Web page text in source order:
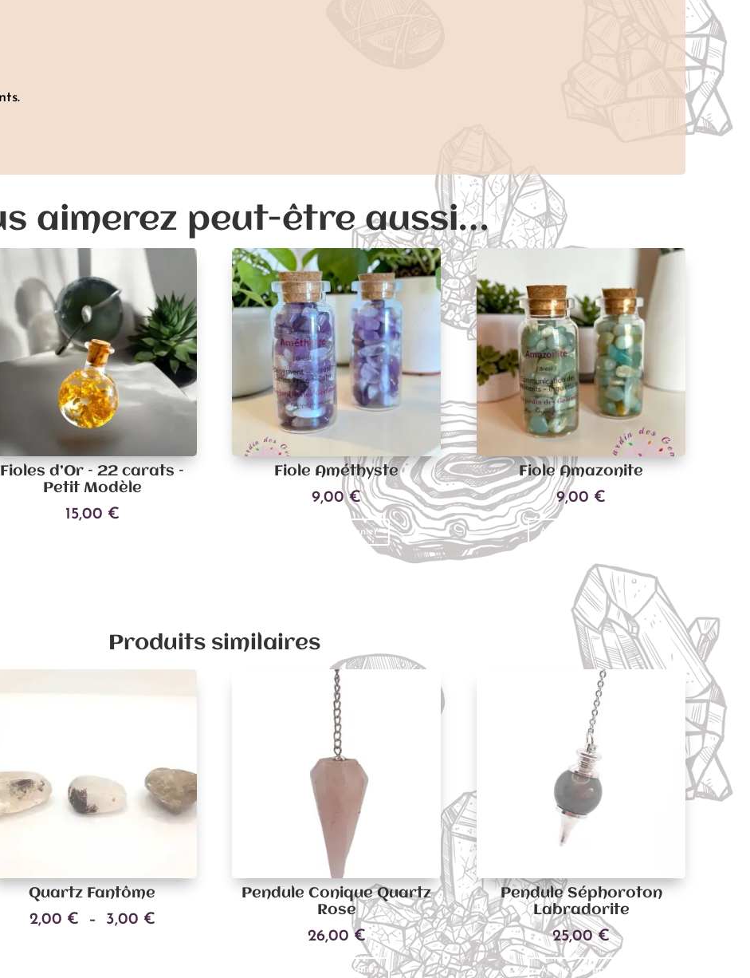
aimerez peut-être aussi…
Fioles d’Or – 22 carats –
Petit Modèle
15,00 €
Fiole Améthyste
9,00€
Ajouter au panier
Fiole Amazonite
9,00 €
Ajouter au panier
Produits similaires
Quartz Fantôme
2,00 € – 3,00 €Plage
Pendule Conique Quartz
Rose
26,00€
Ajouter au panier
Pendule Séphoroton
Labradorite
25,00€
Ajouter au panier